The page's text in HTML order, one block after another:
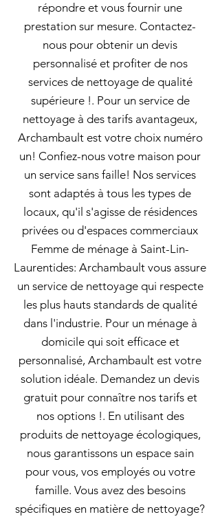
répondre et vous fournir une
prestation sur mesure. Contactez-
nous pour obtenir un devis
personnalisé et profiter de nos
services de nettoyage de qualité
supérieure !. Pour un service de
nettoyage à des tarifs avantageux,
Archambault est votre choix numéro
un! Confiez-nous votre maison pour
un service sans faille! Nos services
sont adaptés à tous les types de
locaux, qu'il s'agisse de résidences
privées ou d'espaces commerciaux
Femme de ménage à Saint-Lin-
Laurentides: Archambault vous assure
un service de nettoyage qui respecte
les plus hauts standards de qualité
dans l'industrie. Pour un ménage à
domicile qui soit efficace et
personnalisé, Archambault est votre
solution idéale. Demandez un devis
gratuit pour connaître nos tarifs et
nos options !. En utilisant des
produits de nettoyage écologiques,
nous garantissons un espace sain
pour vous, vos employés ou votre
famille. Vous avez des besoins
spécifiques en matière de nettoyage?